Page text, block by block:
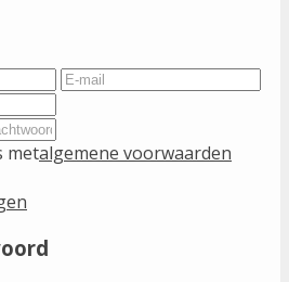
metalgemene voorwaarden